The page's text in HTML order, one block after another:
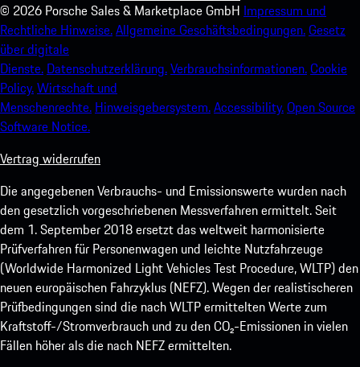
© 2026 Porsche Sales & Marketplace GmbH Impressum und
Rechtliche Hinweise.Allgemeine Geschäftsbedingungen.Gesetz
über digitale
Dienste. Datenschutzerklärung.Verbrauchsinformationen.Cookie
Policy.Wirtschaft und
Menschenrechte. Hinweisgebersystem.Accessibility.Open Source
Software Notice.
Vertrag widerrufen
Die angegebenen Verbrauchs- und Emissionswerte wurden nach
den gesetzlich vorgeschriebenen Messverfahren ermittelt. Seit
dem 1. September 2018 ersetzt das weltweit harmonisierte
Prüfverfahren für Personenwagen und leichte Nutzfahrzeuge
(Worldwide Harmonized Light Vehicles Test Procedure, WLTP) den
neuen europäischen Fahrzyklus (NEFZ). Wegen der realistischeren
Prüfbedingungen sind die nach WLTP ermittelten Werte zum
Kraftstoff-/Stromverbrauch und zu den CO₂-Emissionen in vielen
Fällen höher als die nach NEFZ ermittelten.